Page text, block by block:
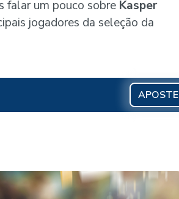
falar um pouco sobre Kasper
jogadores da seleção da
APOSTE